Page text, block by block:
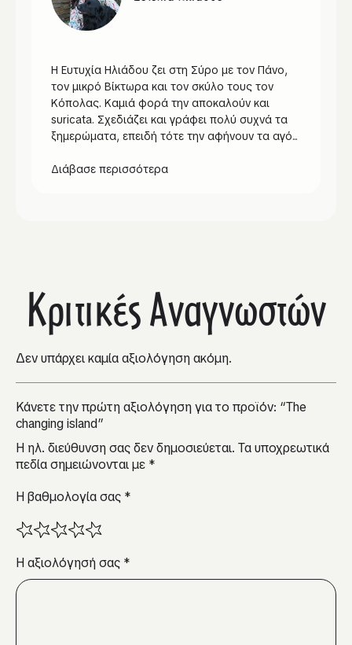
Η Ευτυχία Ηλιάδου ζει στη Σύρο με τον Πάνο,
τον μικρό Βίκτωρα και τον σκύλο τους τον
Κόπολας. Καμιά φορά την αποκαλούν και
suricata. Σχεδιάζει και γράφει πολύ συχνά τα
ξημερώματα, επειδή τότε την αφήνουν τα αγό...
Διάβασε περισσότερα
Κριτικές Αναγνωστών
Δεν υπάρχει καμία αξιολόγηση ακόμη.
Κάνετε την πρώτη αξιολόγηση για το προϊόν: “The
changing island”
Η ηλ. διεύθυνση σας δεν δημοσιεύεται. Τα υποχρεωτικά
πεδία σημειώνονται με *
Η βαθμολογία σας *
Η αξιολόγησή σας *